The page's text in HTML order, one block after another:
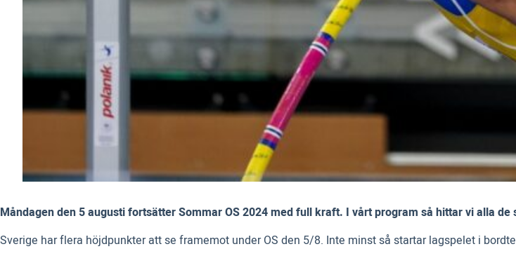
Måndagen den 5 augusti fortsätter Sommar OS 2024 med full kraft. I vårt program så hittar vi alla de
Sverige har flera höjdpunkter att se framemot under OS den 5/8. Inte minst så startar lagspelet i